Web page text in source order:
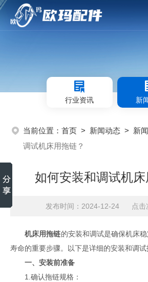
行业资讯 新
当前位置： 首页 > 新闻动态 > 新
调试机床用拖链？
如何安装和调试机床
发布时间：2024-12-24 点击
机床用拖链的安装和调试是确保机床
寿命的重要步骤。以下是详细的安装和调试
一、安装前准备
1.确认拖链规格：